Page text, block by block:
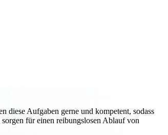
diese Aufgaben gerne und kompetent, sodass
für einen reibungslosen Ablauf von